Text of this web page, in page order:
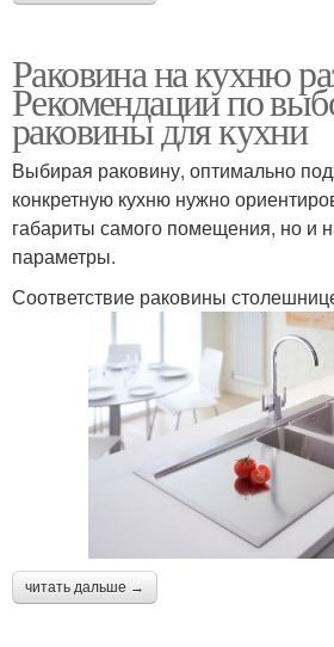
Раковина на кухню
Рекомендации по
раковины для кухни
Выбирая раковину, оптимально
конкретную кухню нужно
габариты самого помещения, но и
параметры.
Соответствие раковины
читать дальше →